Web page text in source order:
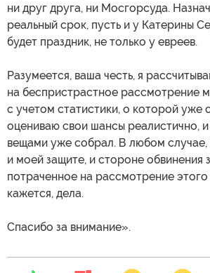
ни друг друга, ни Мосгорсуда.
реальный срок, пусть и у Катерины
будет праздник, не только у евреев.
Разумеется, ваша честь, я
на беспристрастное рассмотрение
с учетом статистики, о которой уже
оцениваю свои шансы реалистично,
вещами уже собрал. В любом случае,
и моей защите, и стороне обвинения
потраченное на рассмотрение
кажется, дела.
Спасибо за внимание».